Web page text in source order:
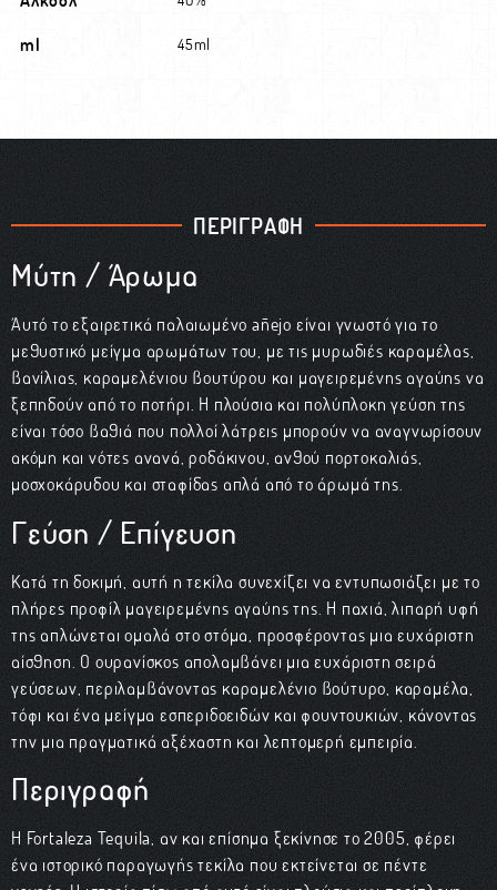
ml 45ml
ΠΕΡΙΓΡΑΦΗ
Μύτη / Άρωμα
Αυτό το εξαιρετικά παλαιωμένο añejo είναι γνωστό για το
μεθυστικό μείγμα αρωμάτων του, με τις μυρωδιές καραμέλας,
βανίλιας, καραμελένιου βουτύρου και μαγειρεμένης αγαύης να
ξεπηδούν από το ποτήρι. Η πλούσια και πολύπλοκη γεύση της
είναι τόσο βαθιά που πολλοί λάτρεις μπορούν να αναγνωρίσουν
ακόμη και νότες ανανά, ροδάκινου, ανθού πορτοκαλιάς,
μοσχοκάρυδου και σταφίδας απλά από το άρωμά της.
Γεύση / Επίγευση
Κατά τη δοκιμή, αυτή η τεκίλα συνεχίζει να εντυπωσιάζει με το
πλήρες προφίλ μαγειρεμένης αγαύης της. Η παχιά, λιπαρή υφή
της απλώνεται ομαλά στο στόμα, προσφέροντας μια ευχάριστη
αίσθηση. Ο ουρανίσκος απολαμβάνει μια ευχάριστη σειρά
γεύσεων, περιλαμβάνοντας καραμελένιο βούτυρο, καραμέλα,
τόφι και ένα μείγμα εσπεριδοειδών και φουντουκιών, κάνοντας
την μια πραγματικά αξέχαστη και λεπτομερή εμπειρία.
Περιγραφή
Η Fortaleza Tequila, αν και επίσημα ξεκίνησε το 2005, φέρει
ένα ιστορικό παραγωγής τεκίλα που εκτείνεται σε πέντε